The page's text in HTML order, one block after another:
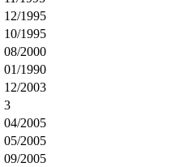
12/1995
10/1995
08/2000
01/1990
12/2003
3
04/2005
05/2005
09/2005